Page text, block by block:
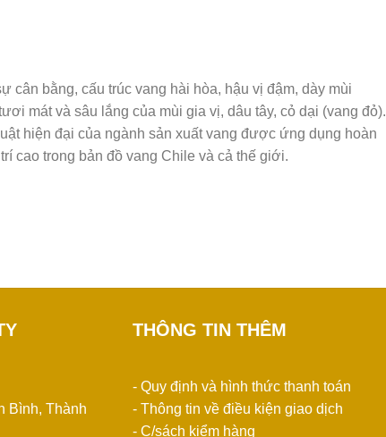
cân bằng, cấu trúc vang hài hòa, hậu vị đậm, dày mùi
mát và sâu lắng của mùi gia vị, dâu tây, cỏ dại (vang đỏ).
hiện đại của ngành sản xuất vang được ứng dụng hoàn
cao trong bản đồ vang Chile và cả thế giới.
Bình, Thành
THÔNG TIN THÊM
- Quy định và hình thức thanh toán
- Thông tin về điều kiện giao dịch
- C/sách kiểm hàng